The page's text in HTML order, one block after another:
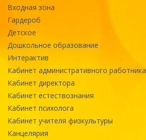
Входная зона
Гардероб
Детское
Дошкольное образование
Интерактив
Кабинет административного работника
Кабинет директора
Кабинет естествознания
Кабинет психолога
Кабинет учителя физкультуры
Канцелярия